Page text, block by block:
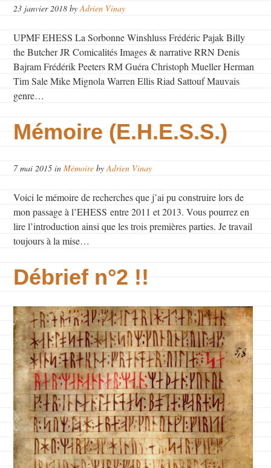
23 janvier 2018 byAdrien Vinay
UPMF EHESS La Sorbonne Winshluss Frédéric Pajak Billy
the Butcher JR Comicalités Images & narrative RRN Denis
Bajram Frédérik Peeters RM Guéra Christoph Mueller Herman
Tim Sale Mike Mignola Warren Ellis Riad Sattouf Mauvais
genre…
Mémoire (E.H.E.S.S.)
7 mai 2015 inMémoire byAdrien Vinay
Voici le mémoire de recherches que j’ai pu construire lors de
mon passage à l’EHESS entre 2011 et 2013. Vous pourrez en
lire l’introduction ainsi que les trois premières parties. Je travail
toujours à la mise…
Débrief n°2 !!